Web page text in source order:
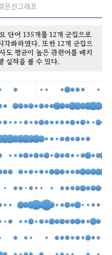
은선그래프
단어 135개를 12개 군집으로
각화하였다. 또한 12개 군집으
도 평균이 높은 관련어를 배치
실적을 볼 수 있다.